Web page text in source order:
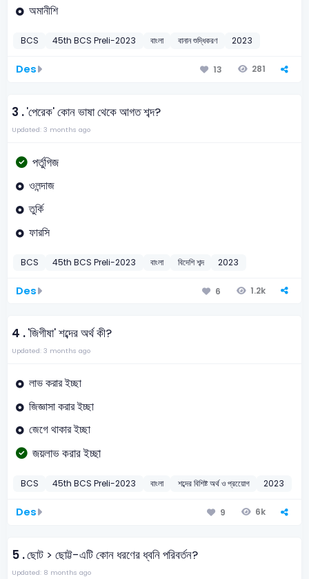
অমানীশি
BCS 45th BCS Preli-2023 বাংলা বানান শুদ্ধিকরণ 2023
Des 13 281
3 .'পেরেক' কোন ভাষা থেকে আগত শব্দ?
Updated: 3 months ago
পর্তুগিজ
ওলন্দাজ
তুর্কি
ফারসি
BCS 45th BCS Preli-2023 বাংলা বিদেশি শব্দ 2023
Des 6 1.2k
4 .'জিগীষা' শব্দের অর্থ কী?
Updated: 3 months ago
লাভ করার ইচ্ছা
জিজ্ঞাসা করার ইচ্ছা
জেগে থাকার ইচ্ছা
জয়লাভ করার ইচ্ছা
BCS 45th BCS Preli-2023 বাংলা শব্দের বিশিষ্ট অর্থ ও প্রয়োেগ 2023
Des 9 6k
5 .ছোট > ছোট্ট-এটি কোন ধরণের ধ্বনি পরিবর্তন?
Updated: 8 months ago